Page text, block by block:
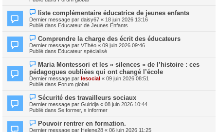
s
a
g
e
m
e
s
s
a
g
e
N
o
u
v
a
u
m
s
s
a
g
e
liste complémentaire éducatrice de jeunes enfants
Dernier message par daisy67 « 18 juin 2026 13:16
Publié dans Educateur de Jeunes Enfants
N
o
u
v
a
u
m
e
s
a
g
e
Comprendre la charge des écrit des éducateurs
Dernier message par VThéo « 09 juin 2026 09:46
Publié dans Educateur spécialisé
N
o
u
v
e
u
m
e
s
a
Maria Montessori et les « silences » de l’histoire : ces
pédagogues oubliées qui ont changé l’école
Dernier message par lesocial « 09 juin 2026 08:51
Publié dans Forum global
N
o
u
v
a
u
Sécurité des travailleurs sociaux
Dernier message par Guiridja « 08 juin 2026 10:44
Publié dans Se former, s informer
N
o
Pouvoir rentrer en formation.
Dernier message par Helene28 « 06 juin 2026 11:25